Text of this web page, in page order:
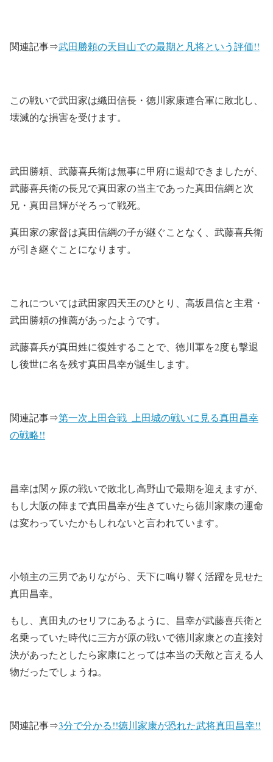
関連記事⇒武田勝頼の天目山での最期と凡将という評価!!
この戦いで武田家は織田信長・徳川家康連合軍に敗北し、
壊滅的な損害を受けます。
武田勝頼、武藤喜兵衛は無事に甲府に退却できましたが、
武藤喜兵衛の長兄で真田家の当主であった真田信綱と次
兄・真田昌輝がそろって戦死。
真田家の家督は真田信綱の子が継ぐことなく、武藤喜兵衛
が引き継ぐことになります。
これについては武田家四天王のひとり、高坂昌信と主君・
武田勝頼の推薦があったようです。
武藤喜兵が真田姓に復姓することで、徳川軍を2度も撃退
し後世に名を残す真田昌幸が誕生します。
関連記事⇒第一次上田合戦_上田城の戦いに見る真田昌幸
の戦略!!
昌幸は関ヶ原の戦いで敗北し高野山で最期を迎えますが、
もし大阪の陣まで真田昌幸が生きていたら徳川家康の運命
は変わっていたかもしれないと言われています。
小領主の三男でありながら、天下に鳴り響く活躍を見せた
真田昌幸。
もし、真田丸のセリフにあるように、昌幸が武藤喜兵衛と
名乗っていた時代に三方が原の戦いで徳川家康との直接対
決があったとしたら家康にとっては本当の天敵と言える人
物だったでしょうね。
関連記事⇒3分で分かる!!徳川家康が恐れた武将真田昌幸!!